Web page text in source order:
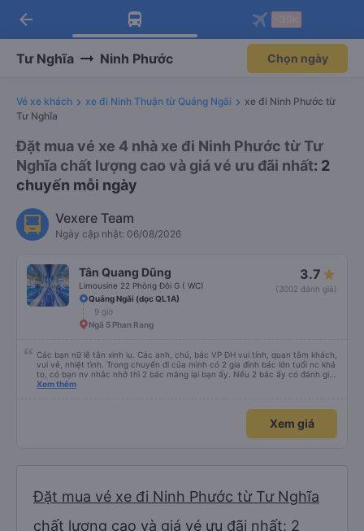
Tải app Vexere ngay!
Nhận ưu đãi thành viên độc
Mở app
Tải app Vexere
-30k/ghế khi đặt vé máy bay qua
Mở app
arrow_back
Tư Nghĩa Ninh Phước Chọn ngày
Vé xe khách xe đi Ninh Thuận từ Quảng Ngãi
xe đi Ninh Phước từ
Tư Nghĩa
Đặt mua vé xe 4 nhà xe đi Ninh Phước từ Tư
Nghĩa chất lượng cao và giá vé ưu đãi nhất: 2
chuyến mỗi ngày
Vexere Team
Ngày cập nhật: 06/08/2026
Tân Quang Dũng
Limousine 22 Phòng Đôi G ( WC)
3.7
(3002 đánh giá)
Quảng Ngãi (dọc QL1A)
9 giờ
Ngã 5 Phan Rang
Các bạn nữ lễ tân xinh iu. Các anh, chú, bác VP ĐH vui tính, quan tâm khách,
vui vẻ, nhiệt tình. Trong chuyến đi của mình có 2 gia đình bác lớn tuổi nc khá
to, có bạn nv nhắc nhở thì 2 bác mắng lại bạn ấy. Nếu 2 bác ấy có đánh giá
xấu thì mình ngược lại nha. Bạn ấy nhắc nhở rất đúng. 2 bác nói rất to. To
bạn ấy nha. Nếu bạn ấy bị trừ thì bảo bạn ấy liên hệ sđt của mình, mình hỗ
trợ ạ. Số mình đuôi 666, chuyến ĐH-NT ngày 16/1. À các bạn nữ lễ tân xinh
iu còn đổi cho mình phòng đơn sang đôi xong còn note là (một mình) yêu
Xem thêm
Xem giá
Đặt mua vé xe đi Ninh Phước từ Tư Nghĩa
chất lượng cao và giá vé ưu đãi nhất: 2